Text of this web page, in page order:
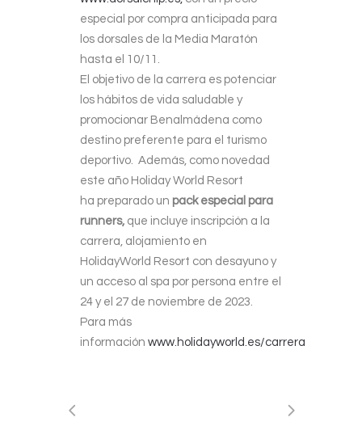
especial por compra anticipada para
los dorsales de la Media Maratón
hasta el 10/11.
El objetivo de la carrera es potenciar
los hábitos de vida saludable y
promocionar Benalmádena como
destino preferente para el turismo
deportivo. Además, como novedad
este año Holiday World Resort
ha preparado un pack especial para
runners, que incluye inscripción a la
carrera, alojamiento en
HolidayWorld Resort con desayuno y
un acceso al spa por persona entre el
24 y el 27 de noviembre de 2023.
Para más
información www.holidayworld.es/carrera